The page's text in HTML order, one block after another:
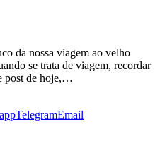
da nossa viagem ao velho
se trata de viagem, recordar
post de hoje,…
TelegramEmail